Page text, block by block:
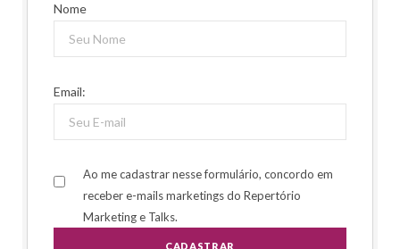
Nome
Email:
Ao me cadastrar nesse formulário, concordo em
receber e-mails marketings do Repertório
Marketing e Talks.